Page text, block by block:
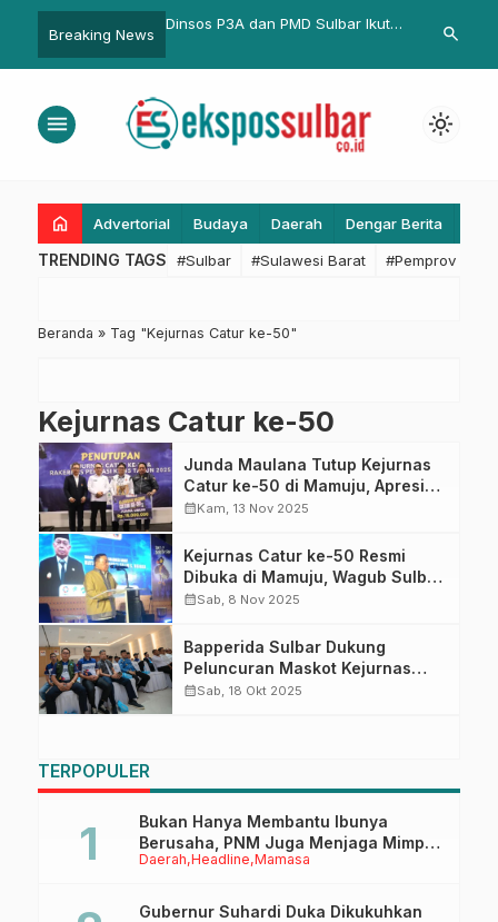
Breaking News
Lima Tahun Bangun
Dinsos P3A dan PMD Sulbar Ikuti
Pelayanan dan Survei Kepuasan
Kesbangpol
Melanggar
search
menu light_mode
home Advertorial Budaya Daerah Dengar Berita
TRENDING TAGS #Sulbar #Sulawesi Barat #Pemprov
Beranda » Tag "Kejurnas Catur ke-50"
Kejurnas Catur ke-50
Junda Maulana Tutup Kejurnas
Catur ke-50 di Mamuju, Apresiasi
Atlet dan Dorong Evaluasi
calendar_monthKam, 13 Nov 2025
Kejurnas Catur ke-50 Resmi
Dibuka di Mamuju, Wagub Sulbar:
Ajang Ini Lahirkan Talenta dan
calendar_monthSab, 8 Nov 2025
Bapperida Sulbar Dukung
Peluncuran Maskot Kejurnas
Catur Ke-50, Ratu Malea Jadi
calendar_monthSab, 18 Okt 2025
TERPOPULER
Daerah Headline Mamasa
Bukan Hanya Membantu Ibunya
Berusaha, PNM Juga Menjaga Mimpi
Anaknya Untuk Menggapai Cita-Cita
Gubernur Suhardi Duka Dikukuhkan